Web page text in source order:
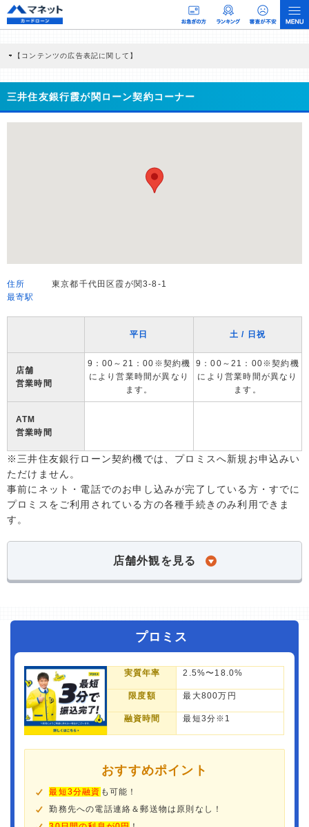
【コンテンツの広告表記に関して】
商品を根拠なくPRするものではなく、当編集部の調査／ユーザーへの口コミ収集な
どに基づき、公平性を担保した情報提供を行っています。
>提携企業一覧
三井住友銀行霞が関ローン契約コーナー
住所
東京都千代田区霞が関3-8-1
最寄駅
平日 土 / 日祝
店舗
営業時間
9：00～21：00※契約機
により営業時間が異なり
ます。
9：00～21：00※契約機
により営業時間が異なり
ます。
ATM
営業時間
※三井住友銀行ローン契約機では、プロミスへ新規お申込みい
ただけません。
事前にネット・電話でのお申し込みが完了している方・すでに
プロミスをご利用されている方の各種手続きのみ利用できま
す。
店舗外観を見る
プロミス
実質年率 2.5%〜18.0%
限度額 最大800万円
融資時間 最短3分※1
おすすめポイント
最短3分融資 も可能！
勤務先への電話連絡＆郵送物は原則なし！